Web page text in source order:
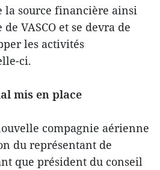
la source financière ainsi
VASCO et se devra de
les activités
ci.
mis en place
compagnie aérienne
du représentant de
que président du conseil